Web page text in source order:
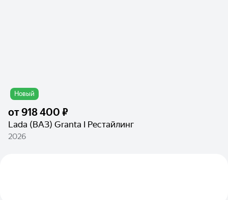
Новый
от918 400 ₽
Lada (ВАЗ) Granta I Рестайлинг
2026